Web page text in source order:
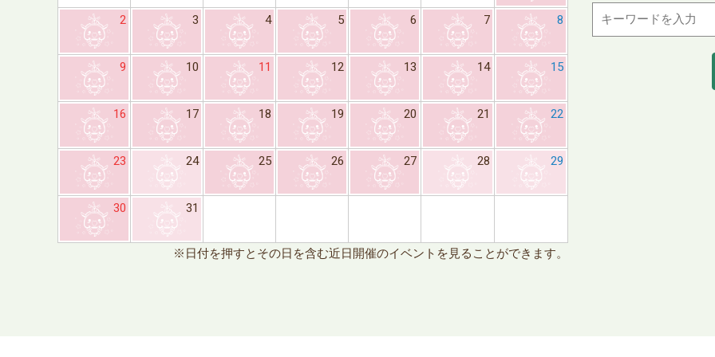
2 3 4 5 6 7 8
9 10 11 12 13 14 15
16 17 18 19 20 21 22
23 24 25 26 27 28 29
30 31
※日付を押すとその日を含む近日開催のイベントを見ることができます。
6